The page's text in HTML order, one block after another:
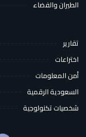
الطيران والفضاء
تقارير
اختراعات
أمن المعلومات
السعودية الرقمية
شخصيات تكنولوجية